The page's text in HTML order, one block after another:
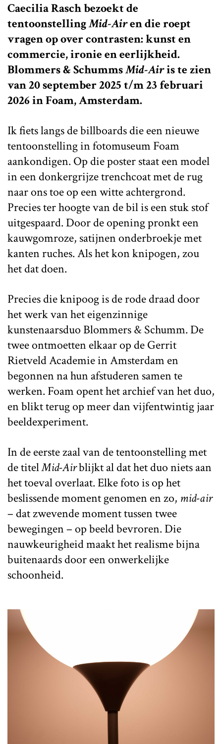
Caecilia Rasch bezoekt de
tentoonstellingMid-Airen die roept
vragen op over contrasten: kunst en
commercie, ironie en eerlijkheid.
Blommers & SchummsMid-Airis te zien
van 20 september 2025 t/m 23 februari
2026 in Foam, Amsterdam.
Ik fiets langs de billboards die een nieuwe
tentoonstelling in fotomuseum Foam
aankondigen. Op die poster staat een model
in een donkergrijze trenchcoat met de rug
naar ons toe op een witte achtergrond.
Precies ter hoogte van de bil is een stuk stof
uitgespaard. Door de opening pronkt een
kauwgomroze, satijnen onderbroekje met
kanten ruches. Als het kon knipogen, zou
het dat doen.
Precies die knipoog is de rode draad door
het werk van het eigenzinnige
kunstenaarsduo Blommers & Schumm. De
twee ontmoetten elkaar op de Gerrit
Rietveld Academie in Amsterdam en
begonnen na hun afstuderen samen te
werken. Foam opent het archief van het duo,
en blikt terug op meer dan vijfentwintig jaar
beeldexperiment.
In de eerste zaal van de tentoonstelling met
de titelMid-Airblijkt al dat het duo niets aan
het toeval overlaat. Elke foto is op het
beslissende moment genomen en zo, mid-air
– dat zwevende moment tussen twee
bewegingen – op beeld bevroren. Die
nauwkeurigheid maakt het realisme bijna
buitenaards door een onwerkelijke
schoonheid.